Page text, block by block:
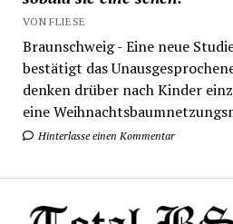
VON FLIESE
Braunschweig - Eine neue
bestätigt das
denken drüber nach Kinder
eine
Hinterlasse einen Kommentar